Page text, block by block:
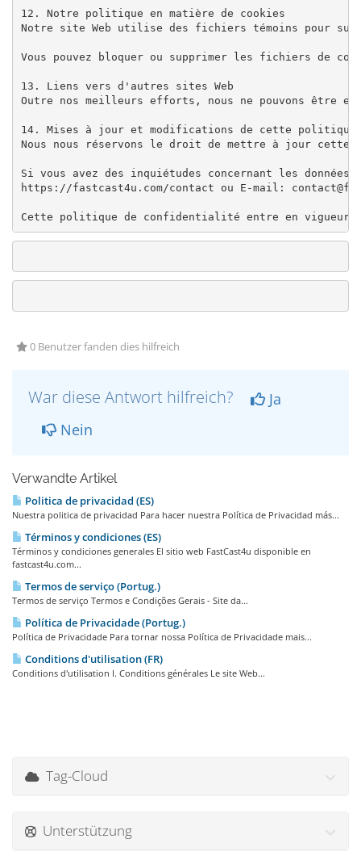
12. Notre politique en matière de cookies
Notre site Web utilise des fichiers témoins pour
Vous pouvez bloquer ou supprimer les fichiers de
13. Liens vers d'autres sites Web
Outre nos meilleurs efforts, nous ne pouvons être
14. Mises à jour et modifications de cette
Nous nous réservons le droit de mettre à jour cette
Si vous avez des inquiétudes concernant les
https://fastcast4u.com/contact ou E-mail:
Cette politique de confidentialité entre en vigueur
0 Benutzer fanden dies hilfreich
War diese Antwort hilfreich?
Ja
Nein
Verwandte Artikel
Politica de privacidad (ES)
Nuestra politica de privacidad Para hacer nuestra Política de Privacidad más...
Términos y condiciones (ES)
Términos y condiciones generales El sitio web FastCast4u disponible en
fastcast4u.com...
Termos de serviço (Portug.)
Termos de serviço Termos e Condições Gerais - Site da...
Política de Privacidade (Portug.)
Política de Privacidade Para tornar nossa Política de Privacidade mais...
Conditions d'utilisation (FR)
Conditions d'utilisation I. Conditions générales Le site Web...
Tag-Cloud
Unterstützung